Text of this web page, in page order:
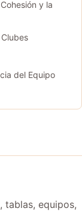
y la
del Equipo
tablas, equipos,